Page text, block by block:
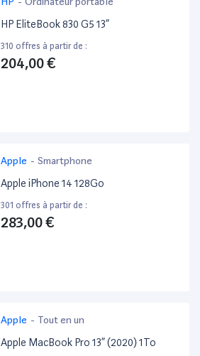
HP EliteBook 830 G5 13”
310 offres à partir de :
204,00 €
Apple - Smartphone
Apple iPhone 14 128Go
301 offres à partir de :
283,00 €
Apple - Tout en un
Apple MacBook Pro 13” (2020) 1To